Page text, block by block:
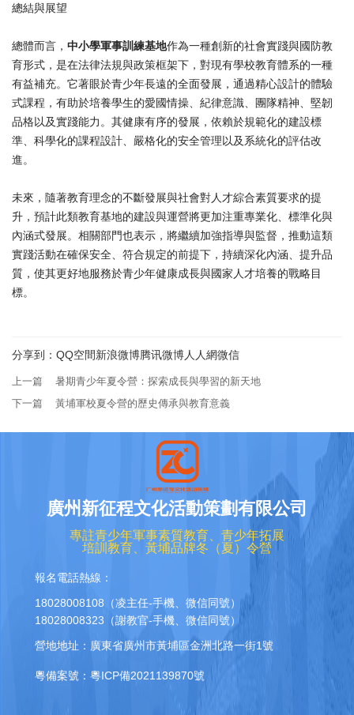
總結與展望
總體而言， 中小學軍事訓練基地作為一種創新的社會實踐與國防教
育形式，是在法律法規與政策框架下，對現有學校教育體系的一種
有益補充。它著眼於青少年長遠的全面發展，通過精心設計的體驗
式課程，有助於培養學生的愛國情操、紀律意識、團隊精神、堅韌
品格以及實踐能力。其健康有序的發展，依賴於規範化的建設標
準、科學化的課程設計、嚴格化的安全管理以及系統化的評估改
進。
未來，隨著教育理念的不斷發展與社會對人才綜合素質要求的提
升，預計此類教育基地的建設與運營將更加注重專業化、標準化與
內涵式發展。相關部門也表示，將繼續加強指導與監督，推動這類
實踐活動在確保安全、符合規定的前提下，持續深化內涵、提升品
質，使其更好地服務於青少年健康成長與國家人才培養的戰略目
標。
分享到： QQ空間新浪微博腾讯微博人人網微信
上一篇 暑期青少年夏令營：探索成長與學習的新天地
下一篇 黃埔軍校夏令營的歷史傳承與教育意義
廣州新征程文化活動策劃有限公司
專註青少年軍事素質教育、青少年拓展
培訓教育、黃埔品牌冬（夏）令營
報名電話熱線：
18028008108（凌主任-手機、微信同號）
18028008323（謝教官-手機、微信同號）
營地地址：廣東省廣州市黃埔區金洲北路一街1號
粵備案號：粵ICP備2021139870號